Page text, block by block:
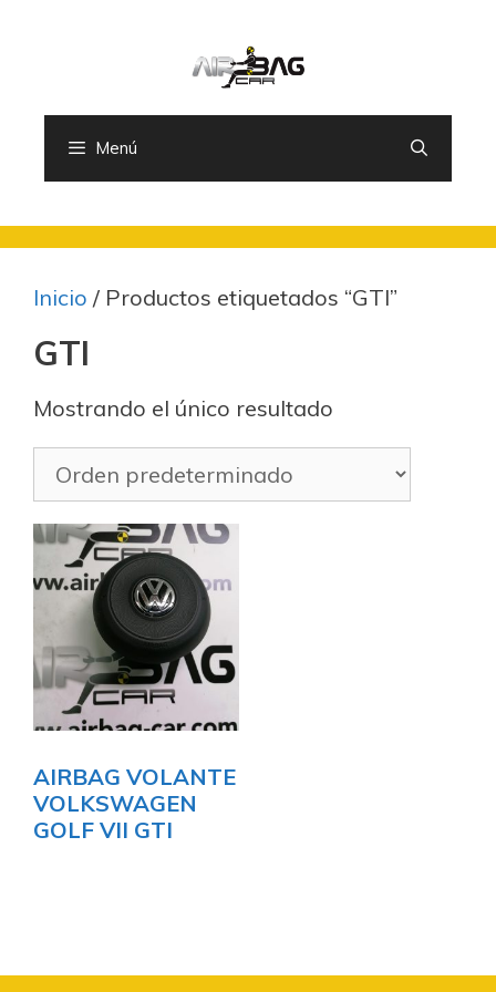
Menú
Inicio / Productos etiquetados “GTI”
GTI
Mostrando el único resultado
AIRBAG VOLANTE
VOLKSWAGEN
GOLF VII GTI